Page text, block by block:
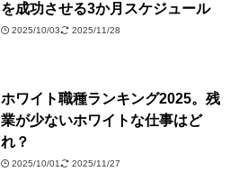
を成功させる3か月スケジュール
2025/10/03 2025/11/28
ホワイト職種ランキング2025。残
業が少ないホワイトな仕事はど
れ？
2025/10/01 2025/11/27